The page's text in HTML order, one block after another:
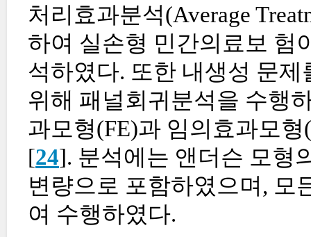
처리효과분석(Average
하여 실손형 민간의료보 험
석하였다. 또한 내생성 문
위해 패널회귀분석을 수행
과모형(FE)과 임의효과모
[24]. 분석에는 앤더슨 모형
변량으로 포함하였으며, 모
여 수행하였다.